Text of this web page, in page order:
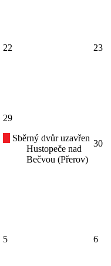
22 23
29
Sběrný dvůr uzavřen
Hustopeče nad
Bečvou (Přerov)
30
5 6